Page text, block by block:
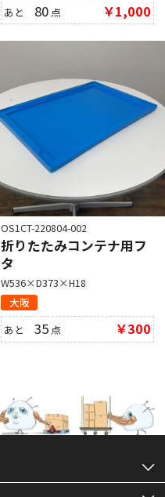
あと 80 点 ￥1,000
OS1CT-220804-002
折りたたみコンテナ用フ
タ
W536×D373×H18
大阪
あと35 点 ￥300